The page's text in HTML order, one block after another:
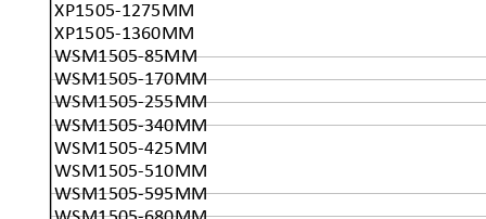
XP1505-1275MM
XP1505-1360MM
WSM1505-85MM
WSM1505-170MM
WSM1505-255MM
WSM1505-340MM
WSM1505-425MM
WSM1505-510MM
WSM1505-595MM